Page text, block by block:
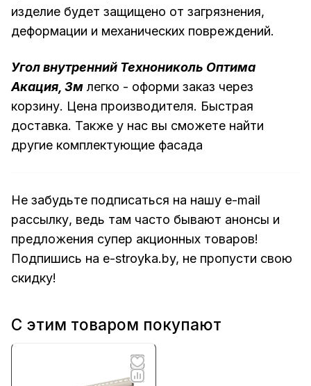
изделие будет защищено от загрязнения,
деформации и механических повреждений.
Угол внутренний Технониколь Оптима
Акация, 3м легко - оформи заказ через
корзину. Цена производителя. Быстрая
доставка. Также у нас вы сможете найти
другие комплектующие фасада
Не забудьте подписаться на нашу e-mail
рассылку, ведь там часто бывают анонсы и
предложения супер акционных товаров!
Подпишись на e-stroyka.by, не пропусти свою
скидку!
С этим товаром покупают